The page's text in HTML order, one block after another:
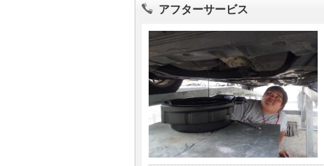
アフターサービス